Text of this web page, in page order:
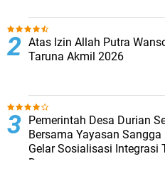
Atas Izin Allah Putra
Taruna Akmil 2026
Pemerintah Desa Durian
Bersama Yayasan
Gelar Sosialisasi Integrasi
Desa